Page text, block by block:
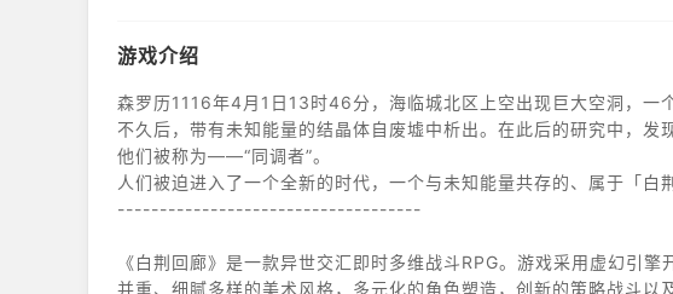
游戏介绍
森罗历1116年4月1日13时46分，海临城北区上空出现巨大空洞，
不久后，带有未知能量的结晶体自废墟中析出。在此后的研究中，发
他们被称为——“同调者”。
人们被迫进入了一个全新的时代，一个与未知能量共存的、属于「白
------------------------------------
《白荆回廊》是一款异世交汇即时多维战斗RPG。游戏采用虚幻引
并重、细腻多样的美术风格，多元化的角色塑造，创新的策略战斗以